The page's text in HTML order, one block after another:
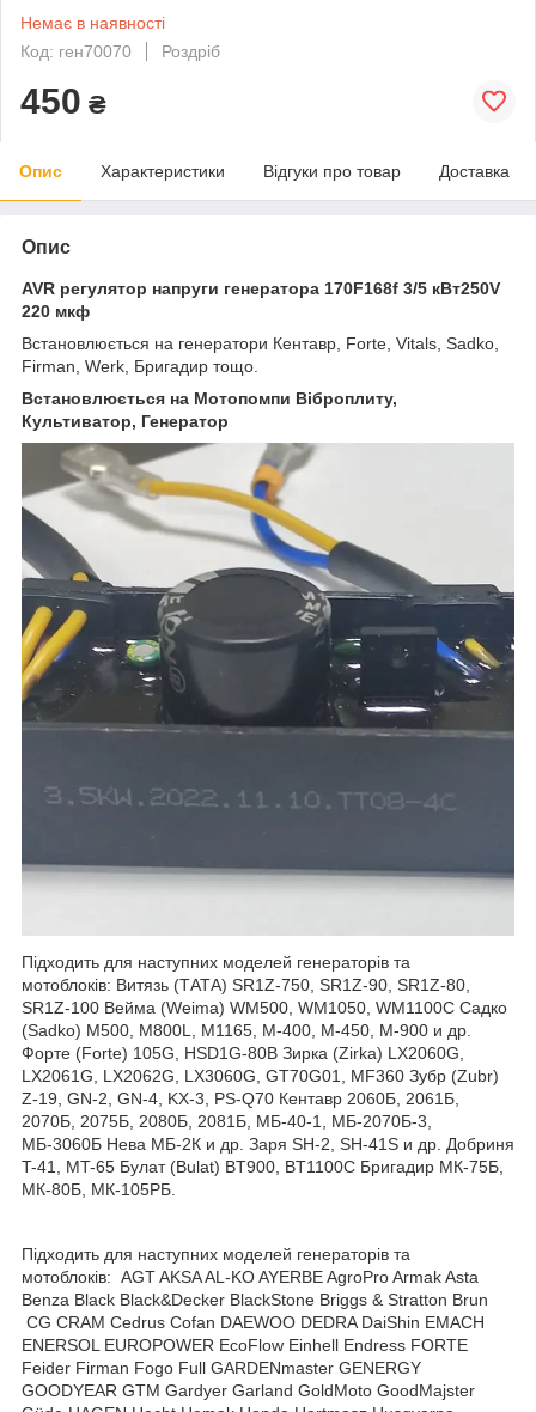
Немає в наявності
Код: ген70070
Роздріб
450 ₴
Опис Характеристики Відгуки про товар Доставка
Опис
AVR регулятор напруги генератора 170F168f 3/5 кВт250V
220 мкф
Встановлюється на генератори Кентавр, Forte, Vitals, Sadko,
Firman, Werk, Бригадир тощо.
Встановлюється на Мотопомпи Віброплиту,
Культиватор, Генератор
Підходить для наступних моделей генераторів та
мотоблоків: Витязь (ТАТА) SR1Z-750, SR1Z-90, SR1Z-80,
SR1Z-100 Вейма (Weima) WM500, WM1050, WM1100C Садко
(Sadko) M500, M800L, M1165, M-400, M-450, M-900 и др.
Форте (Forte) 105G, HSD1G-80B Зирка (Zirka) LX2060G,
LX2061G, LX2062G, LX3060G, GT70G01, MF360 Зубр (Zubr)
Z-19, GN-2, GN-4, KX-3, PS-Q70 Кентавр 2060Б, 2061Б,
2070Б, 2075Б, 2080Б, 2081Б, МБ-40-1, МБ-2070Б-3,
МБ-3060Б Нева МБ-2К и др. Заря SH-2, SH-41S и др. Добриня
T-41, MT-65 Булат (Bulat) BT900, BT1100C Бригадир МК-75Б,
МК-80Б, МК-105РБ.
Підходить для наступних моделей генераторів та
мотоблоків: AGT AKSA AL-KO AYERBE AgroPro Armak Asta
Benza Black Black&Decker BlackStone Briggs & Stratton Brun
CG CRAM Cedrus Cofan DAEWOO DEDRA DaiShin EMACH
ENERSOL EUROPOWER EcoFlow Einhell Endress FORTE
Feider Firman Fogo Full GARDENmaster GENERGY
GOODYEAR GTM Gardyer Garland GoldMoto GoodMajster